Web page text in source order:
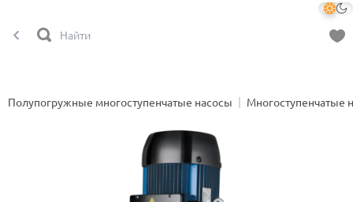
Полупогружные многоступенчатые насосы Многоступенчатые